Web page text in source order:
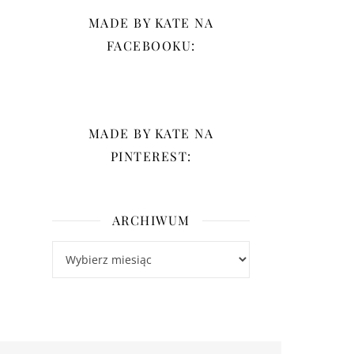
MADE BY KATE NA
FACEBOOKU:
MADE BY KATE NA
PINTEREST:
ARCHIWUM